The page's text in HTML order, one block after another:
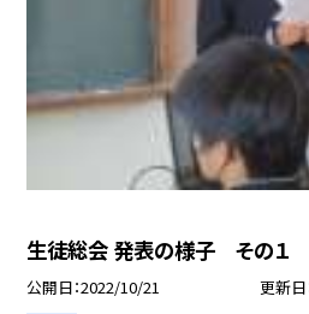
生徒総会 発表の様子 その１
公開日 2022/10/21 更新日